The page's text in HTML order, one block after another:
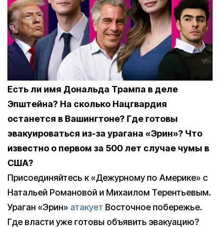
Есть ли имя Дональда Трампа в деле
Эпштейна? На сколько Нацгвардия
останется в Вашингтоне? Где готовы
эвакуироваться из-за урагана «Эрин»? Что
известно о первом за 500 лет случае чумы в
США?
Присоединяйтесь к «Дежурному по Америке» с
Натальей Романовой и Михаилом Терентьевым.
Ураган «Эрин» атакует Восточное побережье.
Где власти уже готовы объявить эвакуацию?